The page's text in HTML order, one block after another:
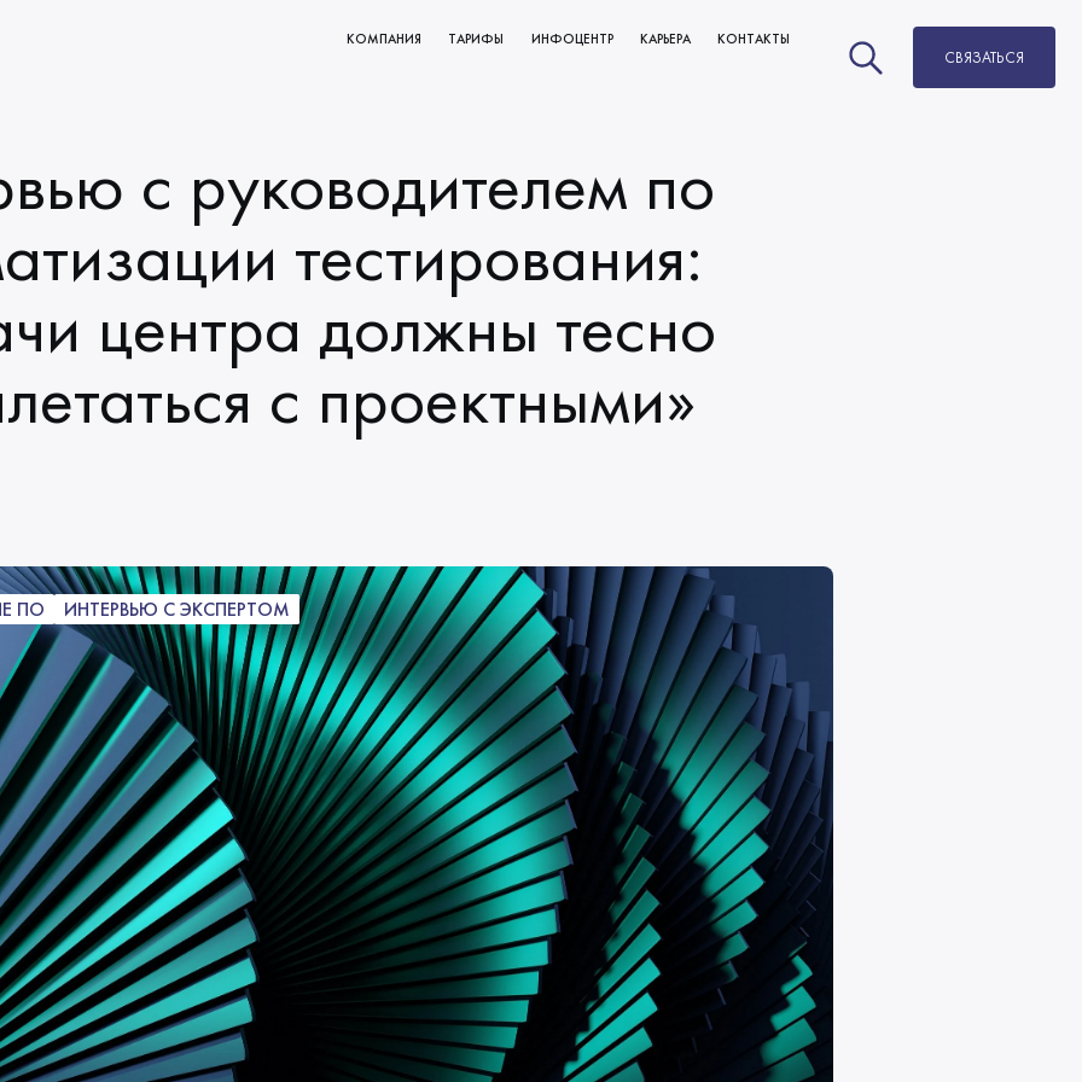
КОМПАНИЯ
КЛИЕНТЫ
ТАРИФЫ ИНФОЦЕНТР КАРЬЕРА КОНТАКТЫ
СВЯЗАТЬСЯ
с руководителем по
тестирования:
центра должны тесно
с проектными»
ПО ИНТЕРВЬЮ С ЭКСПЕРТОМ